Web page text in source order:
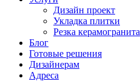
Дизайн проект
Укладка плитки
Резка керамогранита
Блог
Готовые решения
Дизайнерам
Адреса